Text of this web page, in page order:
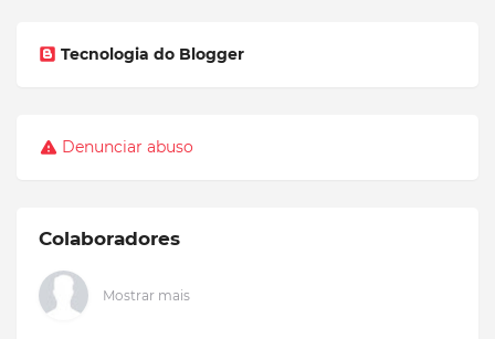
Tecnologia do Blogger
Denunciar abuso
Colaboradores
Mostrar mais